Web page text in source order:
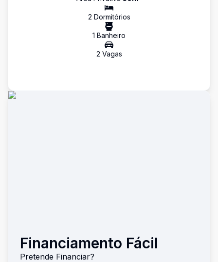
2 Dormitórios
1 Banheiro
2 Vagas
Financiamento Fácil
Pretende Financiar?